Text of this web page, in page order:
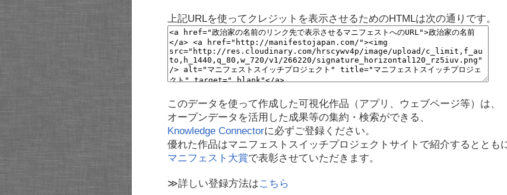
上記URLを使ってクレジットを表示させるためのHTMLは次の通りです。
このデータを使って作成した可視化作品（アプリ、ウェブページ等）は、
オープンデータを活用した成果等の集約・検索ができる、
Knowledge Connectorに必ずご登録ください。
優れた作品はマニフェストスイッチプロジェクトサイトで紹介するとともに
マニフェスト大賞で表彰させていただきます。
≫詳しい登録方法はこちら